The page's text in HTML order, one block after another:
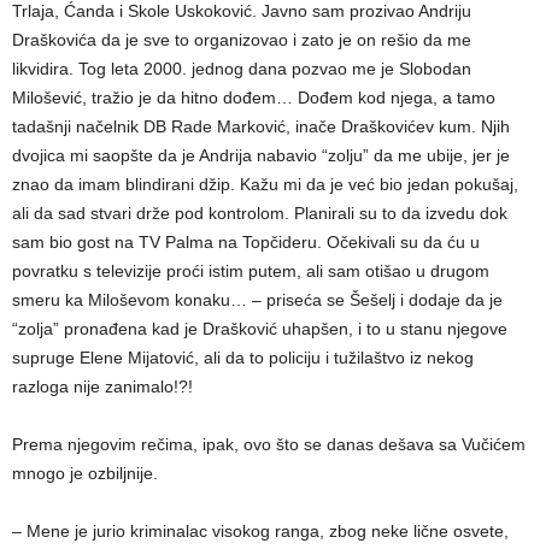
Trlaja, Ćanda i Skole Uskoković. Javno sam prozivao Andriju
Draškovića da je sve to organizovao i zato je on rešio da me
likvidira. Tog leta 2000. jednog dana pozvao me je Slobodan
Milošević, tražio je da hitno dođem… Dođem kod njega, a tamo
tadašnji načelnik DB Rade Marković, inače Draškovićev kum. Njih
dvojica mi saopšte da je Andrija nabavio “zolju” da me ubije, jer je
znao da imam blindirani džip. Kažu mi da je već bio jedan pokušaj,
ali da sad stvari drže pod kontrolom. Planirali su to da izvedu dok
sam bio gost na TV Palma na Topčideru. Očekivali su da ću u
povratku s televizije proći istim putem, ali sam otišao u drugom
smeru ka Miloševom konaku… – priseća se Šešelj i dodaje da je
“zolja” pronađena kad je Drašković uhapšen, i to u stanu njegove
supruge Elene Mijatović, ali da to policiju i tužilaštvo iz nekog
razloga nije zanimalo!?!
Prema njegovim rečima, ipak, ovo što se danas dešava sa Vučićem
mnogo je ozbiljnije.
– Mene je jurio kriminalac visokog ranga, zbog neke lične osvete,